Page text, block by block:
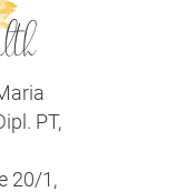
PT,
20/1,